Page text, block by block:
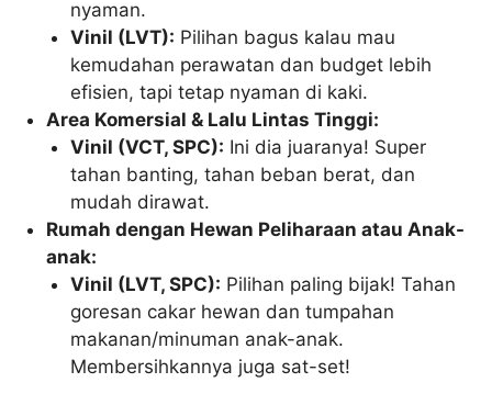
nyaman.
Vinil (LVT): Pilihan bagus kalau mau
kemudahan perawatan dan budget lebih
efisien, tapi tetap nyaman di kaki.
Area Komersial & Lalu Lintas Tinggi:
Vinil (VCT, SPC): Ini dia juaranya! Super
tahan banting, tahan beban berat, dan
mudah dirawat.
Rumah dengan Hewan Peliharaan atau Anak-
anak:
Vinil (LVT, SPC): Pilihan paling bijak! Tahan
goresan cakar hewan dan tumpahan
makanan/minuman anak-anak.
Membersihkannya juga sat-set!